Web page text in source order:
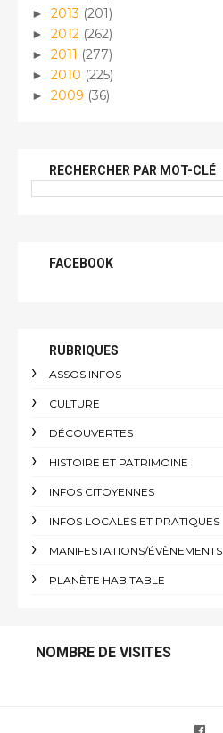
► 2013 (201)
► 2012 (262)
► 2011 (277)
► 2010 (225)
► 2009 (36)
RECHERCHER PAR MOT-CLÉ
FACEBOOK
RUBRIQUES
ASSOS INFOS
CULTURE
DÉCOUVERTES
HISTOIRE ET PATRIMOINE
INFOS CITOYENNES
INFOS LOCALES ET PRATIQUES
MANIFESTATIONS/ÉVÈNEMENTS
PLANÈTE HABITABLE
NOMBRE DE VISITES